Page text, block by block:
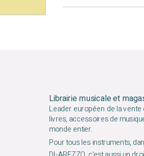
Librairie musicale et
Leader européen de la
livres, accessoires de
monde entier.
Pour tous les instruments,